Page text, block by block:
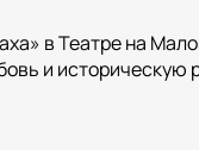
в Театре на
и историческую